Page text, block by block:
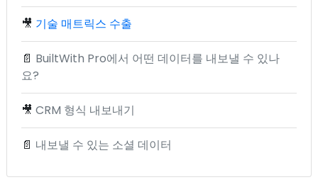
🎥 기술 매트릭스 수출
📄 BuiltWith Pro에서 어떤 데이터를 내보낼 수 있나
요?
🎥 CRM 형식 내보내기
📄 내보낼 수 있는 소셜 데이터